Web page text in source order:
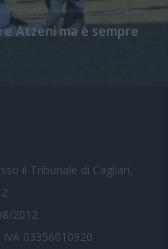
Atzeni ma è sempre
il Tribunale di Cagliari,
2012
03356010920